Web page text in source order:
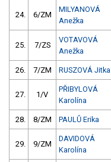
24. 6/ZM
MILYANOVÁ
Anežka
25. 7/ZS
VOTAVOVÁ
Anežka
26. 7/ZM RUSZOVÁ Jitka
27. 1/V
PŘIBYLOVÁ
Karolína
28. 8/ZM PAULŮ Erika
29. 9/ZM
DAVIDOVÁ
Karolína